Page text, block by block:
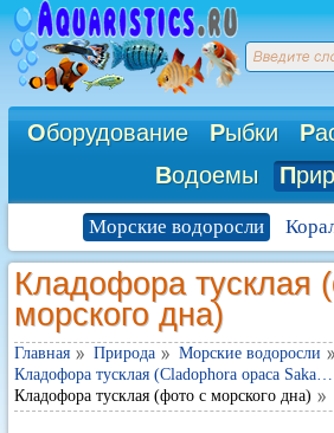
Оборудование Рыбки Р
Водоемы П
Морские водоросли
Кладофора тусклая
морского дна)
Главная Природа
Морские водоросли
Кладофора тусклая (Cladophora opaca Saka…
Кладофора тусклая (фото с морского дна)